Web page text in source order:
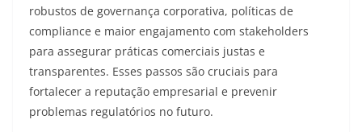
robustos de governança corporativa, políticas de
compliance e maior engajamento com stakeholders
para assegurar práticas comerciais justas e
transparentes. Esses passos são cruciais para
fortalecer a reputação empresarial e prevenir
problemas regulatórios no futuro.